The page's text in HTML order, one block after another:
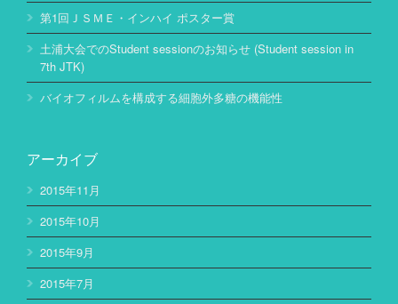
第1回ＪＳＭＥ・インハイ ポスター賞
土浦大会でのStudent sessionのお知らせ (Student session in
7th JTK)
バイオフィルムを構成する細胞外多糖の機能性
アーカイブ
2015年11月
2015年10月
2015年9月
2015年7月